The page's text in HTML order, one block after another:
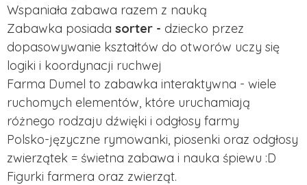
Wspaniała zabawa razem z nauką
Zabawka posiada sorter - dziecko przez
dopasowywanie kształtów do otworów uczy się
logiki i koordynacji ruchwej
Farma Dumel to zabawka interaktywna - wiele
ruchomych elementów, które uruchamiają
różnego rodzaju dźwięki i odgłosy farmy
Polsko-języczne rymowanki, piosenki oraz odgłosy
zwierzątek = świetna zabawa i nauka śpiewu :D
Figurki farmera oraz zwierząt.